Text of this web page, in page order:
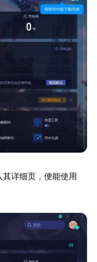
详细页，便能使用